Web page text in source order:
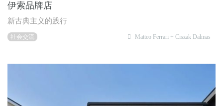
伊索品牌店
新古典主义的践行
社会交流 Matteo Ferrari + Ciszak Dalmas